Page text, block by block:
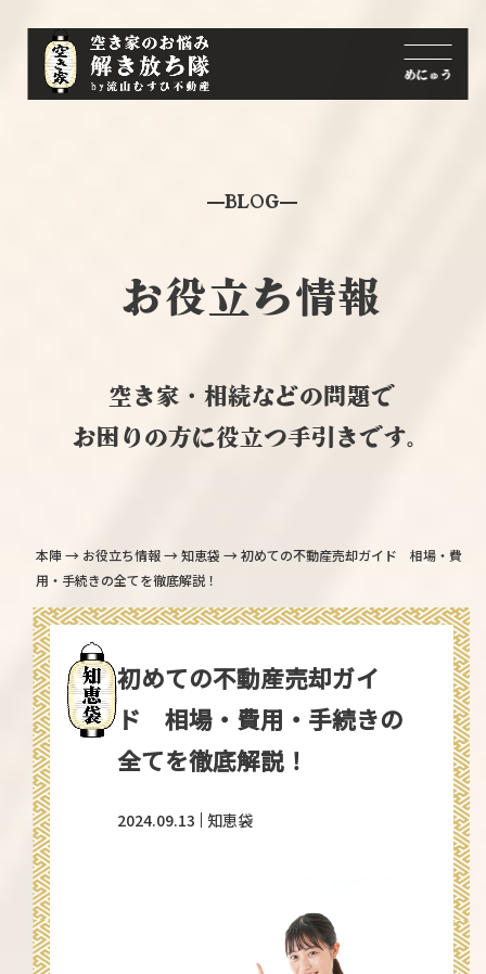
BLOG
お役立ち情報
空き家・相続などの問題で
お困りの方に役立つ手引きです。
本陣→ お役立ち情報→知恵袋 →初めての不動産売却ガイド 相場・費
用・手続きの全てを徹底解説！
初めての不動産売却ガイ
ド 相場・費用・手続きの
全てを徹底解説！
2024.09.13 知恵袋